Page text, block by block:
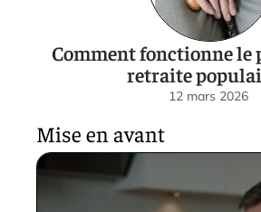
Comment fonctionne le
retraite
12 mars 2026
Mise en avant